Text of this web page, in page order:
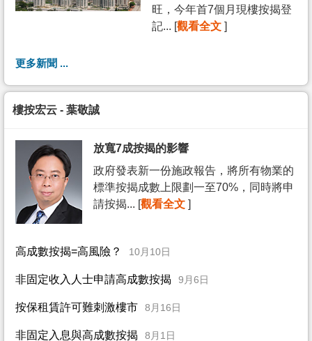
旺，今年首7個月現樓按揭登
記... [觀看全文 ]
更多新聞 ...
樓按宏云 - 葉敬誠
放寬7成按揭的影響
政府發表新一份施政報告，將所有物業的
標準按揭成數上限劃一至70%，同時將申
請按揭... [觀看全文 ]
高成數按揭=高風險？ 10月10日
非固定收入人士申請高成數按揭 9月6日
按保租賃許可難刺激樓市 8月16日
非固定入息與高成數按揭 8月1日